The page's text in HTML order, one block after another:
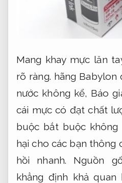
Mang khay mực lăn
rõ ràng. hãng
nước không kể, Báo
cái mực có đạt chất
buộc bắt buộc
hại cho các bạn thông
hồi nhanh. Nguồn
khẳng định khả